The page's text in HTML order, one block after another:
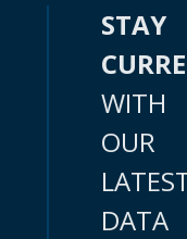
STAY
WITH
OUR
DATA